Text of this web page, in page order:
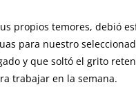
propios temores, debió
para nuestro
y que soltó el grito
trabajar en la semana.